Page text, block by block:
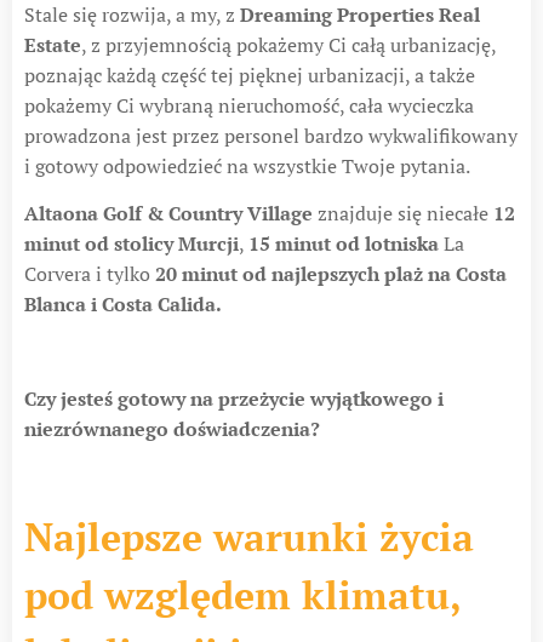
Stale się rozwija, a my, z Dreaming Properties Real
Estate, z przyjemnością pokażemy Ci całą urbanizację,
poznając każdą część tej pięknej urbanizacji, a także
pokażemy Ci wybraną nieruchomość, cała wycieczka
prowadzona jest przez personel bardzo wykwalifikowany
i gotowy odpowiedzieć na wszystkie Twoje pytania.
Altaona Golf & Country Village znajduje się niecałe 12
minut od stolicy Murcji, 15 minut od lotniskaLa
Corvera i tylko 20 minut od najlepszych plaż na Costa
Blanca i Costa Calida.
Czy jesteś gotowy na przeżycie wyjątkowego i
niezrównanego doświadczenia?
Najlepsze warunki życia
pod względem klimatu,